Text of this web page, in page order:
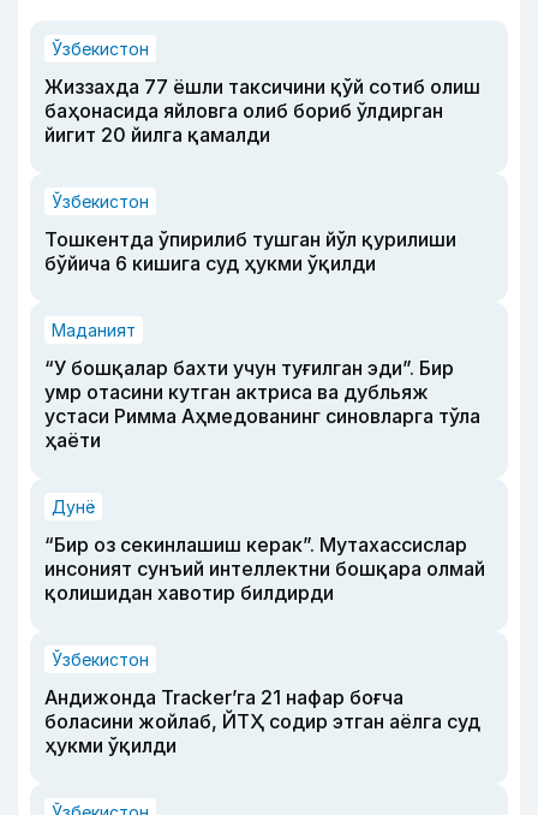
Ўзбекистон
Жиззахда 77 ёшли таксичини қўй сотиб олиш
баҳонасида яйловга олиб бориб ўлдирган
йигит 20 йилга қамалди
Ўзбекистон
Тошкентда ўпирилиб тушган йўл қурилиши
бўйича 6 кишига суд ҳукми ўқилди
Маданият
“У бошқалар бахти учун туғилган эди”. Бир
умр отасини кутган актриса ва дубльяж
устаси Римма Аҳмедованинг синовларга тўла
ҳаёти
Дунё
“Бир оз секинлашиш керак”. Мутахассислар
инсоният сунъий интеллектни бошқара олмай
қолишидан хавотир билдирди
Ўзбекистон
Андижонда Tracker’га 21 нафар боғча
боласини жойлаб, ЙТҲ содир этган аёлга суд
ҳукми ўқилди